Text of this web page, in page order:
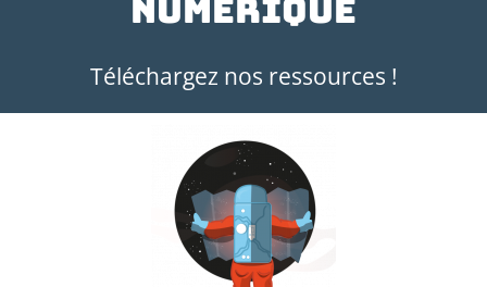
numérique
Téléchargez nos ressources !